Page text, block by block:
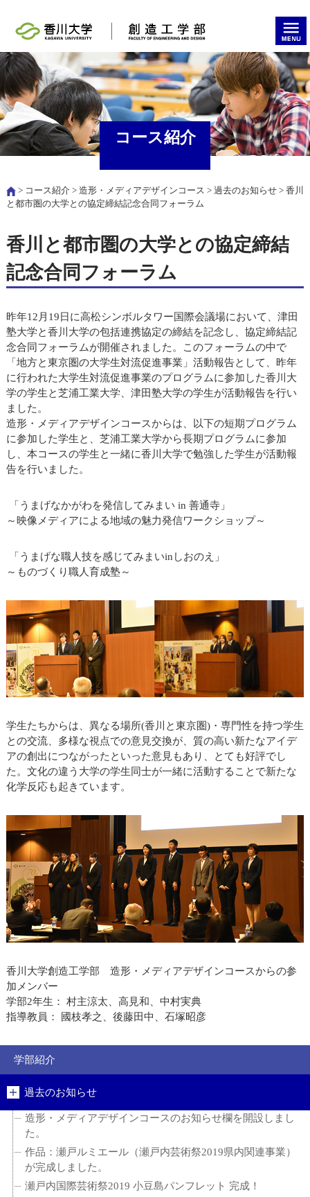
コース紹介
> コース紹介> 造形・メディアデザインコース > 過去のお知らせ> 香川
と都市圏の大学との協定締結記念合同フォーラム
香川と都市圏の大学との協定締結
記念合同フォーラム
昨年12月19日に高松シンボルタワー国際会議場において、津田
塾大学と香川大学の包括連携協定の締結を記念し、協定締結記
念合同フォーラムが開催されました。このフォーラムの中で
「地方と東京圏の大学生対流促進事業」活動報告として、昨年
に行われた大学生対流促進事業のプログラムに参加した香川大
学の学生と芝浦工業大学、津田塾大学の学生が活動報告を行い
ました。
造形・メディアデザインコースからは、以下の短期プログラム
に参加した学生と、芝浦工業大学から長期プログラムに参加
し、本コースの学生と一緒に香川大学で勉強した学生が活動報
告を行いました。
「うまげなかがわを発信してみまい in 善通寺」
～映像メディアによる地域の魅力発信ワークショップ～
「うまげな職人技を感じてみまいinしおのえ」
～ものづくり職人育成塾～
学生たちからは、異なる場所(香川と東京圏)・専門性を持つ学生
との交流、多様な視点での意見交換が、質の高い新たなアイデ
アの創出につながったといった意見もあり、とても好評でし
た。文化の違う大学の学生同士が一緒に活動することで新たな
化学反応も起きています。
香川大学創造工学部 造形・メディアデザインコースからの参
加メンバー
学部2年生： 村主涼太、 高見和、 中村実典
指導教員： 國枝孝之、後藤田中、石塚昭彦
学部紹介
過去のお知らせ
造形・メディアデザインコースのお知らせ欄を開設しまし
た。
作品：瀬戸ルミエール（瀬戸内芸術祭2019県内関連事業）
が完成しました。
瀬戸内国際芸術祭2019 小豆島パンフレット 完成！